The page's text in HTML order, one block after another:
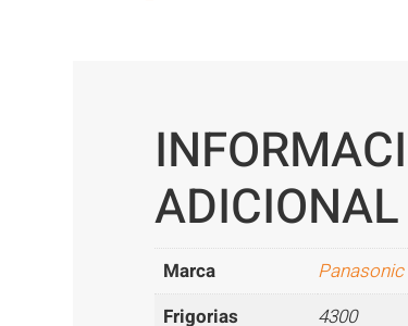
ADICIONAL
Marca
Panasonic
Frigorias
4300